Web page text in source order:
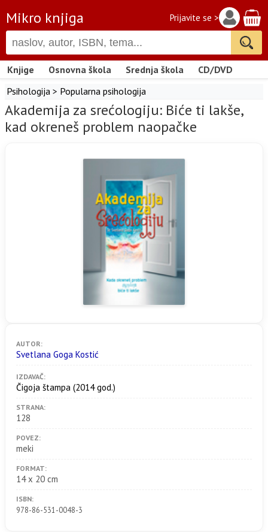
Mikro knjiga Prijavite se >
Knjige Osnovna škola Srednja škola
CD/DVD
Psihologija > Popularna psihologija
Akademija za srećologiju: Biće ti lakše,
kad okreneš problem naopačke
AUTOR:
Svetlana Goga Kostić
IZDAVAČ:
Čigoja štampa (2014 god.)
STRANA:
128
POVEZ:
meki
FORMAT:
14 x 20 cm
ISBN:
978-86-531-0048-3